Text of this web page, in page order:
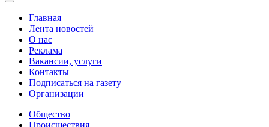
Главная
Лента новостей
О нас
Реклама
Вакансии, услуги
Контакты
Подписаться на газету
Организации
Общество
Происшествия